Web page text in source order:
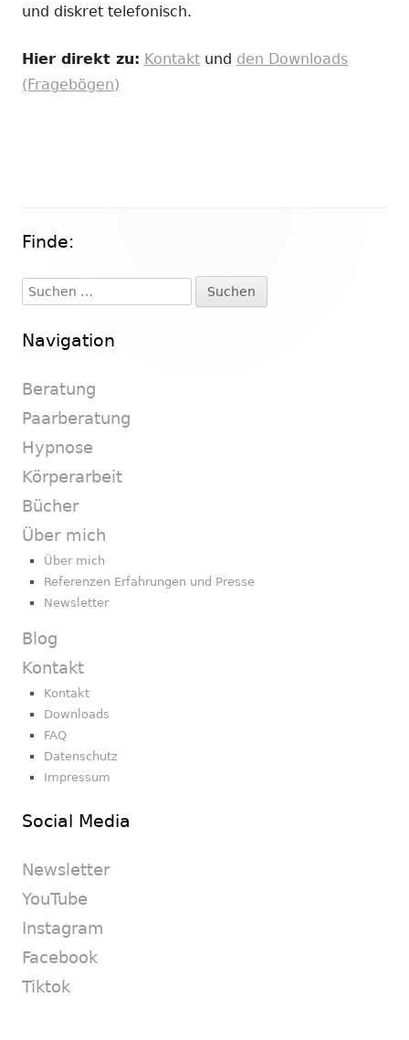
und diskret telefonisch.
Hier direkt zu: Kontakt und den Downloads
(Fragebögen)
Haupt-
Seitenleiste
Finde:
Suchen
nach:
Navigation
Beratung
Paarberatung
Hypnose
Körperarbeit
Bücher
Über mich
Über mich
Referenzen Erfahrungen und Presse
Newsletter
Blog
Kontakt
Kontakt
Downloads
FAQ
Datenschutz
Impressum
Social Media
Newsletter
YouTube
Instagram
Facebook
Tiktok